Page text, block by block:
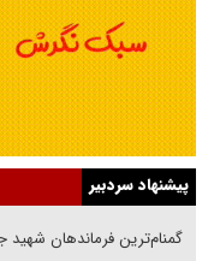
پیشنهاد سردبیر